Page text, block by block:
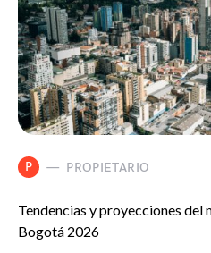
P PROPIETARIO
Tendencias y proyecciones
Bogotá 2026